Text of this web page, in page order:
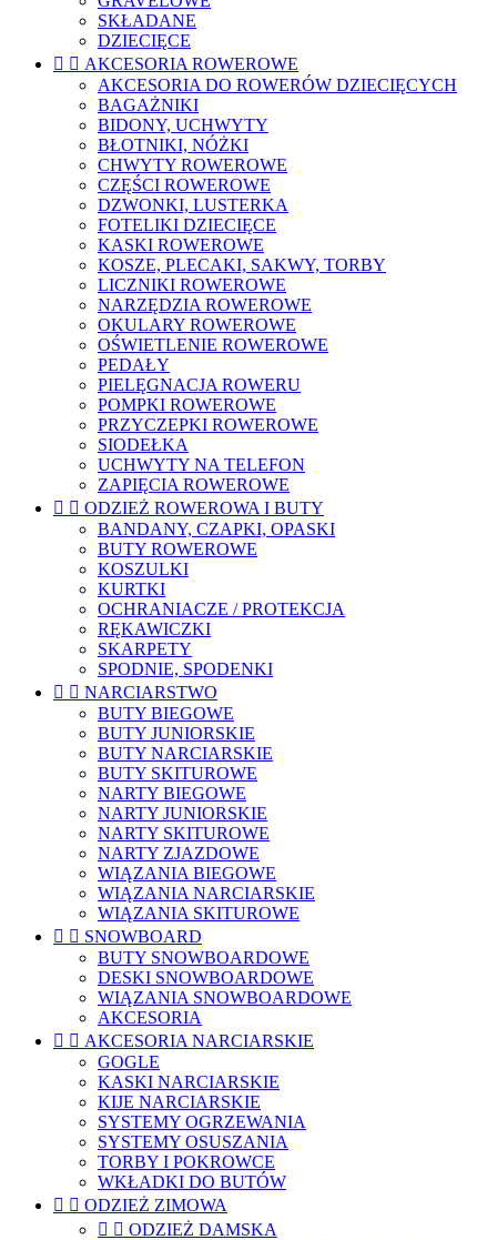
SKŁADANE
DZIECIĘCE
  AKCESORIA ROWEROWE
AKCESORIA DO ROWERÓW DZIECIĘCYCH
BAGAŻNIKI
BIDONY, UCHWYTY
BŁOTNIKI, NÓŻKI
CHWYTY ROWEROWE
CZĘŚCI ROWEROWE
DZWONKI, LUSTERKA
FOTELIKI DZIECIĘCE
KASKI ROWEROWE
KOSZE, PLECAKI, SAKWY, TORBY
LICZNIKI ROWEROWE
NARZĘDZIA ROWEROWE
OKULARY ROWEROWE
OŚWIETLENIE ROWEROWE
PEDAŁY
PIELĘGNACJA ROWERU
POMPKI ROWEROWE
PRZYCZEPKI ROWEROWE
SIODEŁKA
UCHWYTY NA TELEFON
ZAPIĘCIA ROWEROWE
  ODZIEŻ ROWEROWA I BUTY
BANDANY, CZAPKI, OPASKI
BUTY ROWEROWE
KOSZULKI
KURTKI
OCHRANIACZE / PROTEKCJA
RĘKAWICZKI
SKARPETY
SPODNIE, SPODENKI
  NARCIARSTWO
BUTY BIEGOWE
BUTY JUNIORSKIE
BUTY NARCIARSKIE
BUTY SKITUROWE
NARTY BIEGOWE
NARTY JUNIORSKIE
NARTY SKITUROWE
NARTY ZJAZDOWE
WIĄZANIA BIEGOWE
WIĄZANIA NARCIARSKIE
WIĄZANIA SKITUROWE
  SNOWBOARD
BUTY SNOWBOARDOWE
DESKI SNOWBOARDOWE
WIĄZANIA SNOWBOARDOWE
AKCESORIA
  AKCESORIA NARCIARSKIE
GOGLE
KASKI NARCIARSKIE
KIJE NARCIARSKIE
SYSTEMY OGRZEWANIA
SYSTEMY OSUSZANIA
TORBY I POKROWCE
WKŁADKI DO BUTÓW
  ODZIEŻ ZIMOWA
  ODZIEŻ DAMSKA